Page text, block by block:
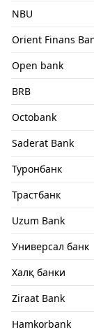
NBU
Orient Finans
Open bank
BRB
Octobank
Saderat Bank
Туронбанк
Трастбанк
Uzum Bank
Универсал банк
Халқ банки
Ziraat Bank
Hamkorbank